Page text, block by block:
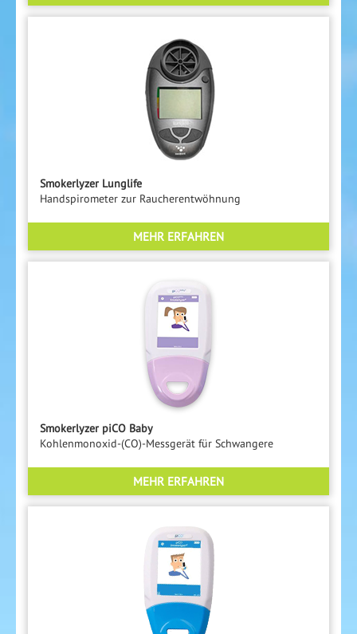
Smokerlyzer Lunglife
Handspirometer zur Raucherentwöhnung
MEHR ERFAHREN
Smokerlyzer piCO Baby
Kohlenmonoxid-(CO)-Messgerät für Schwangere
MEHR ERFAHREN